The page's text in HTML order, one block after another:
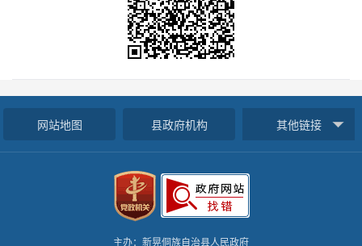
网站地图 县政府机构 其他链接
主办：新晃侗族自治县人民政府